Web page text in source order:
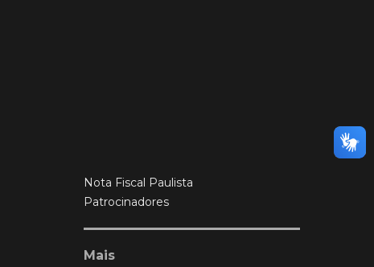
Nota Fiscal Paulista
Patrocinadores
Mais